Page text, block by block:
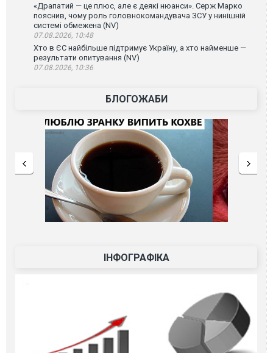
«Драпатий — це плюс, але є деякі нюанси». Серж Марко
пояснив, чому роль головнокомандувача ЗСУ у нинішній
системі обмежена (NV)
07.08.2026, 10:48
Хто в ЄС найбільше підтримує Україну, а хто найменше —
результати опитування (NV)
07.08.2026, 10:36
БЛОГОЖАБИ
ІНФОГРАФІКА